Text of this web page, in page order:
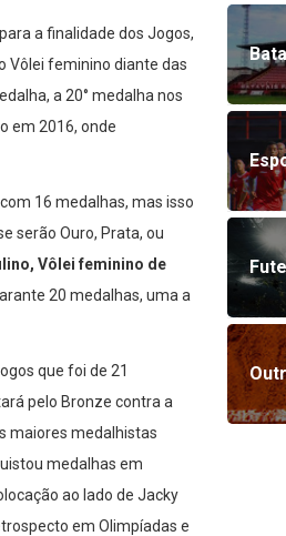
a finalidade dos Jogos,
Vôlei feminino diante das
a 20° medalha nos
em 2016, onde
16 medalhas, mas isso
serão Ouro, Prata, ou
Vôlei feminino de
20 medalhas, uma a
que foi de 21
pelo Bronze contra a
maiores medalhistas
medalhas em
ao lado de Jacky
em Olimpíadas e